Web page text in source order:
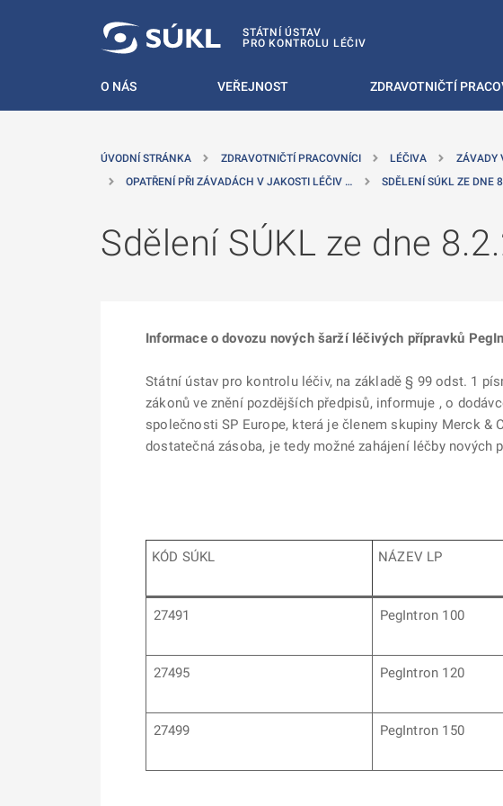
STÁTNÍ ÚSTAV
PRO KONTROLU LÉČIV
O NÁS VEŘEJNOST ZDRAVOTNIČTÍ
ÚVODNÍ STRÁNKA ZDRAVOTNIČTÍ PRACOVNÍCI LÉČIVA ZÁVADY
OPATŘENÍ PŘI ZÁVADÁCH V JAKOSTI LÉČIV …
SDĚLENÍ SÚKL ZE DNE
Sdělení SÚKL ze dne
Informace o dovozu nových šarží léčivých přípravků
Státní ústav pro kontrolu léčiv, na základě § 99 odst. 1
zákonů ve znění pozdějších předpisů, informuje , o
společnosti SP Europe, která je členem skupiny Merck
dostatečná zásoba, je tedy možné zahájení léčby nových
KÓD SÚKL NÁZEV LP
27491 PegIntron 100
27495 PegIntron 120
27499 PegIntron 150